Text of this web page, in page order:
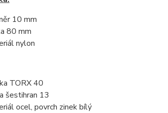
10 mm
80 mm
nylon
TORX 40
šestihran 13
ocel, povrch zinek bílý